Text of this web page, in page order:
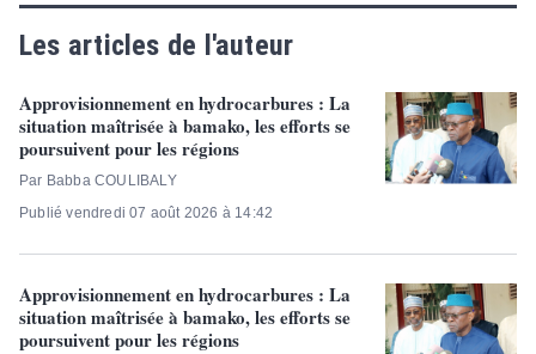
Les articles de l'auteur
Approvisionnement en hydrocarbures : La
situation maîtrisée à bamako, les efforts se
poursuivent pour les régions
Par Babba COULIBALY
Publié vendredi 07 août 2026 à 14:42
Approvisionnement en hydrocarbures : La
situation maîtrisée à bamako, les efforts se
poursuivent pour les régions